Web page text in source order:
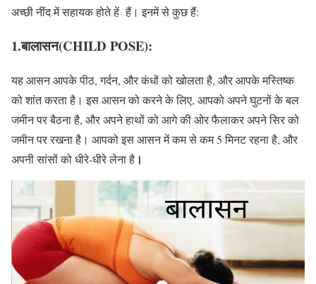
अच्छी नींद में सहायक होते हें हैं। इनमें से कुछ हैं:
1.बालासन(CHILD POSE):
यह आसन आपके पीठ, गर्दन, और कंधों को खोलता है, और आपके मस्तिष्क
को शांत करता है। इस आसन को करने के लिए, आपको अपने घुटनों के बल
जमीन पर बैठना है, और अपने हाथों को आगे की ओर फैलाकर अपने सिर को
जमीन पर रखना है। आपको इस आसन में कम से कम 5 मिनट रहना है, और
अपनी सांसों को धीरे-धीरे लेना है ।